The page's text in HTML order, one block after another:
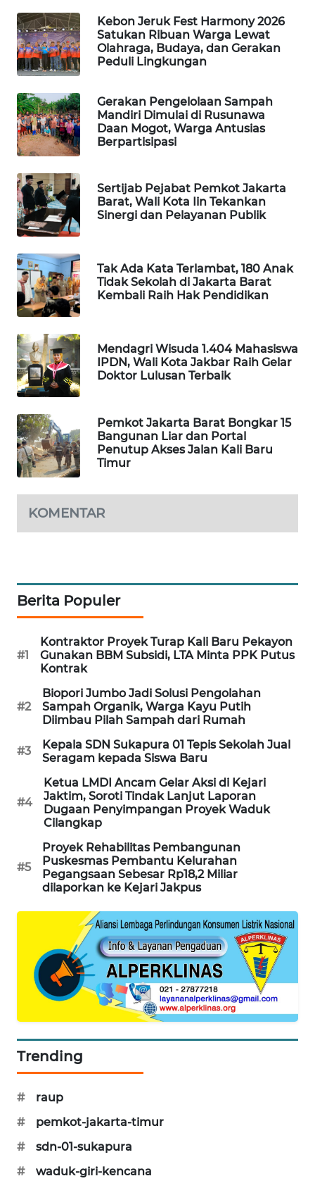
Kebon Jeruk Fest Harmony 2026
Satukan Ribuan Warga Lewat
Olahraga, Budaya, dan Gerakan
Peduli Lingkungan
Gerakan Pengelolaan Sampah
Mandiri Dimulai di Rusunawa
Daan Mogot, Warga Antusias
Berpartisipasi
Sertijab Pejabat Pemkot Jakarta
Barat, Wali Kota Iin Tekankan
Sinergi dan Pelayanan Publik
Tak Ada Kata Terlambat, 180 Anak
Tidak Sekolah di Jakarta Barat
Kembali Raih Hak Pendidikan
Mendagri Wisuda 1.404 Mahasiswa
IPDN, Wali Kota Jakbar Raih Gelar
Doktor Lulusan Terbaik
Pemkot Jakarta Barat Bongkar 15
Bangunan Liar dan Portal
Penutup Akses Jalan Kali Baru
Timur
KOMENTAR
Berita Populer
#1
Kontraktor Proyek Turap Kali Baru Pekayon
Gunakan BBM Subsidi, LTA Minta PPK Putus
Kontrak
#2
Biopori Jumbo Jadi Solusi Pengolahan
Sampah Organik, Warga Kayu Putih
Diimbau Pilah Sampah dari Rumah
#3
Kepala SDN Sukapura 01 Tepis Sekolah Jual
Seragam kepada Siswa Baru
#4
Ketua LMDI Ancam Gelar Aksi di Kejari
Jaktim, Soroti Tindak Lanjut Laporan
Dugaan Penyimpangan Proyek Waduk
Cilangkap
#5
Proyek Rehabilitas Pembangunan
Puskesmas Pembantu Kelurahan
Pegangsaan Sebesar Rp18,2 Miliar
dilaporkan ke Kejari Jakpus
Trending
#
raup
#
pemkot-jakarta-timur
#
sdn-01-sukapura
#
waduk-giri-kencana
PORTAL
KONSUMEN
FORWAMKI
ALPERKLINAS
FORJASIDA
TAMBANG
NEWS
NEWS
SIDIKALANG
NEWS
SIBARAGAS
NEWS
METRO
SIANTAR
NEWS
METRO
MEDAN
NEWS
METRO
KRT
NEWS
KARING
NEWS
JURNAL
MARITIM
HUMBANG
GARONGGANG
NEWS
FISUELRI
ID
ENERGI
CILEUNGSI
NEWS
BERAMPU
ANUGERAH
AKHLAK